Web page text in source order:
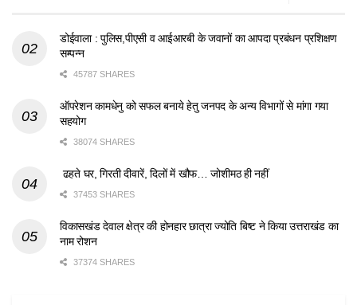
डोईवाला : पुलिस,पीएसी व आईआरबी के जवानों का आपदा प्रबंधन प्रशिक्षण
सम्पन्न
45787 SHARES
ऑपरेशन कामधेनु को सफल बनाये हेतु जनपद के अन्य विभागों से मांगा गया
सहयोग
38074 SHARES
ढहते घर, गिरती दीवारें, दिलों में खौफ… जोशीमठ ही नहीं
37453 SHARES
विकासखंड देवाल क्षेत्र की होनहार छात्रा ज्योति बिष्ट ने किया उत्तराखंड का
नाम रोशन
37374 SHARES